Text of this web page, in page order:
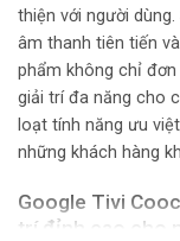
Âm thanh vòm:
Cổng kết nối
Kết nối Internet:
– LAN
– Wifi
thiện với người
âm thanh tiên tiến
phẩm không chỉ
giải trí đa năng cho
loạt tính năng ưu
những khách hàng
Google Tivi
trí đỉnh cao cho